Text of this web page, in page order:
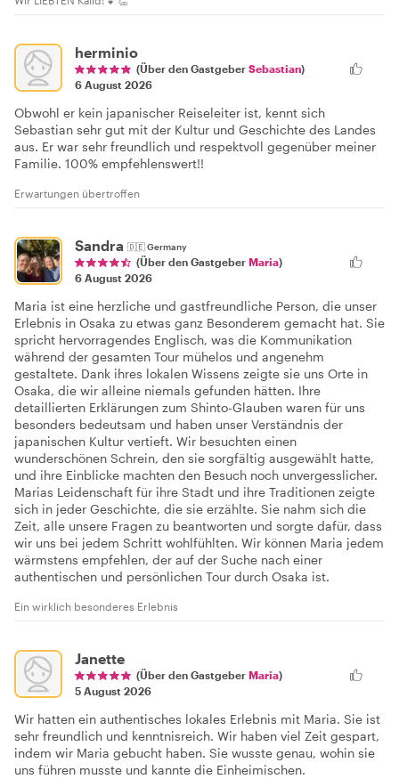
herminio
(Über den Gastgeber Sebastian)
6 August 2026
Obwohl er kein japanischer Reiseleiter ist, kennt sich
Sebastian sehr gut mit der Kultur und Geschichte des Landes
aus. Er war sehr freundlich und respektvoll gegenüber meiner
Familie. 100% empfehlenswert!!
Erwartungen übertroffen
Sandra 🇩🇪Germany
(Über den Gastgeber Maria)
6 August 2026
Maria ist eine herzliche und gastfreundliche Person, die unser
Erlebnis in Osaka zu etwas ganz Besonderem gemacht hat. Sie
spricht hervorragendes Englisch, was die Kommunikation
während der gesamten Tour mühelos und angenehm
gestaltete. Dank ihres lokalen Wissens zeigte sie uns Orte in
Osaka, die wir alleine niemals gefunden hätten. Ihre
detaillierten Erklärungen zum Shinto-Glauben waren für uns
besonders bedeutsam und haben unser Verständnis der
japanischen Kultur vertieft. Wir besuchten einen
wunderschönen Schrein, den sie sorgfältig ausgewählt hatte,
und ihre Einblicke machten den Besuch noch unvergesslicher.
Marias Leidenschaft für ihre Stadt und ihre Traditionen zeigte
sich in jeder Geschichte, die sie erzählte. Sie nahm sich die
Zeit, alle unsere Fragen zu beantworten und sorgte dafür, dass
wir uns bei jedem Schritt wohlfühlten. Wir können Maria jedem
wärmstens empfehlen, der auf der Suche nach einer
authentischen und persönlichen Tour durch Osaka ist.
Ein wirklich besonderes Erlebnis
Janette
(Über den Gastgeber Maria)
5 August 2026
Wir hatten ein authentisches lokales Erlebnis mit Maria. Sie ist
sehr freundlich und kenntnisreich. Wir haben viel Zeit gespart,
indem wir Maria gebucht haben. Sie wusste genau, wohin sie
uns führen musste und kannte die Einheimischen.